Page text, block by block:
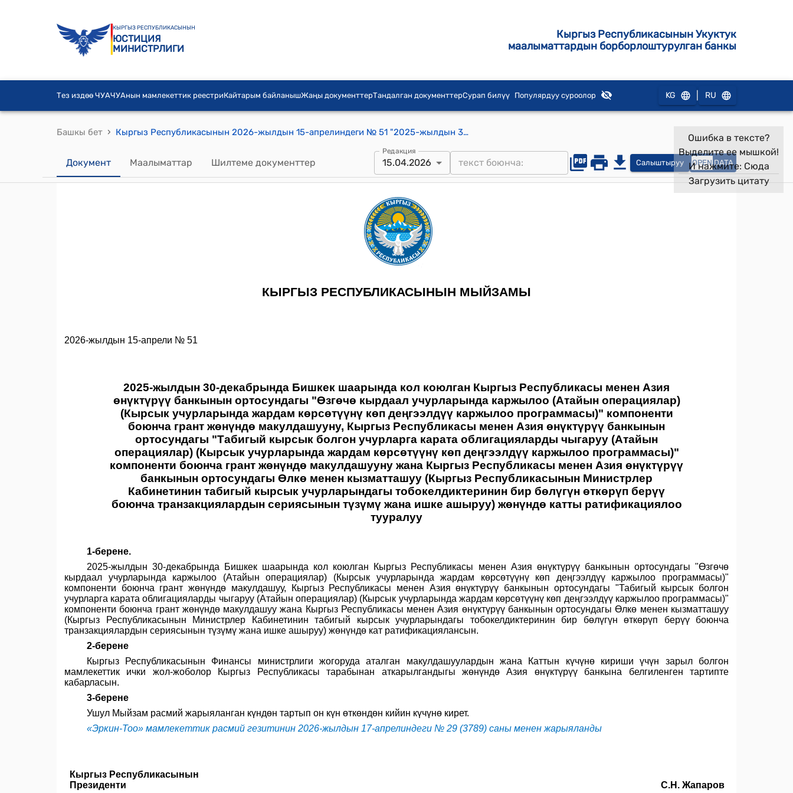
КЫРГЫЗ РЕСПУБЛИКАСЫНЫН
ЮСТИЦИЯ
МИНИСТРЛИГИ
Кыргыз Республикасынын Укуктук
маалыматтардын борборлоштурулган банкы
Тез издөө ЧУАЧУАнын мамлекеттик реестриКайтарым байланышЖаңы документтерТандалган документтерСурап билүү Популярдуу суроолор KG RU
Башкы бет › Кыргыз Республикасынын 2026-жылдын 15-апрелиндеги № 51 "2025-жылдын 30-декабрында Бишкек шаарында кол коюлган Кыргыз Республикасы менен Азия өнүктүрүү банкынын ортосундагы "Өзгөчө кырдаал учурларында каржылоо (Атайын операциялар) (Кырсык учурларында жардам көрсөтүүнү көп деңгээлдүү каржылоо программасы)" компоненти боюнча грант жөнүндө макулдашууну, Кыргыз Республикасы менен Азия өнүктүрүү банкынын ортосундагы "Табигый кырсык болгон учурларга карата облигацияларды чыгаруу (Атайын операциялар) (Кырсык учурларында жардам көрсөтүүнү көп деңгээлдүү каржылоо программасы)" компоненти боюнча грант жөнүндө макулдашууну жана Кыргыз Республикасы менен Азия өнүктүрүү банкынын ортосундагы Өлкө менен кызматташуу (Кыргыз Республикасынын Министрлер Кабинетинин табигый кырсык учурларындагы тобокелдиктеринин бир бөлүгүн өткөрүп берүү боюнча транзакциялардын сериясынын түзүмү жана ишке ашыруу) жөнүндө катты ратификациялоо тууралуу" Мыйзамы
Документ Маалыматтар Шилтеме документтер
Редакция
15.04.2026 Салыштыруу OPEN DATA
Ошибка в тексте?
Выделите ее мышкой!
И нажмите: Сюда
Загрузить цитату